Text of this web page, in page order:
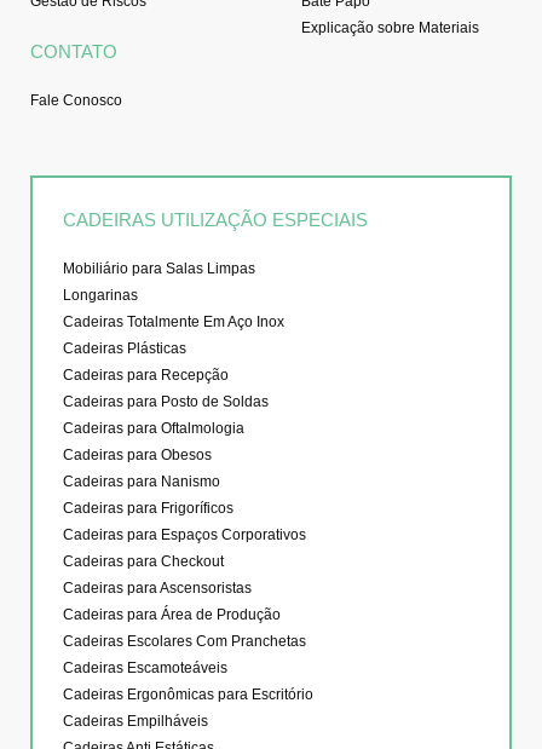
CONTATO
Fale Conosco
Explicação sobre Materiais
CADEIRAS UTILIZAÇÃO ESPECIAIS
Mobiliário para Salas Limpas
Longarinas
Cadeiras Totalmente Em Aço Inox
Cadeiras Plásticas
Cadeiras para Recepção
Cadeiras para Posto de Soldas
Cadeiras para Oftalmologia
Cadeiras para Obesos
Cadeiras para Nanismo
Cadeiras para Frigoríficos
Cadeiras para Espaços Corporativos
Cadeiras para Checkout
Cadeiras para Ascensoristas
Cadeiras para Área de Produção
Cadeiras Escolares Com Pranchetas
Cadeiras Escamoteáveis
Cadeiras Ergonômicas para Escritório
Cadeiras Empilháveis